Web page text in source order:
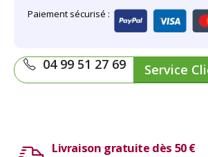
Paiement sécurisé :
04 99 51 27 69 Service
Livraison gratuite dès 50 €